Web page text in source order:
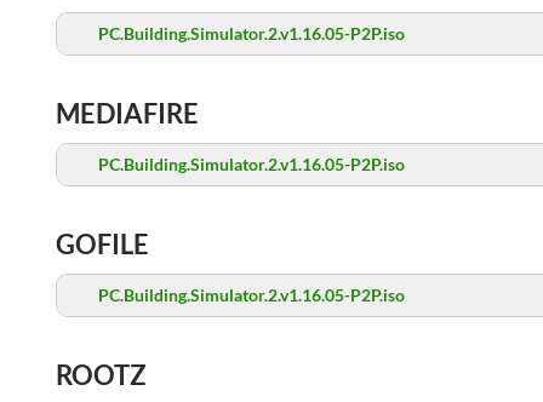
PC.Building.Simulator.2.v1.16.05-P2P.iso
MEDIAFIRE
PC.Building.Simulator.2.v1.16.05-P2P.iso
GOFILE
PC.Building.Simulator.2.v1.16.05-P2P.iso
ROOTZ